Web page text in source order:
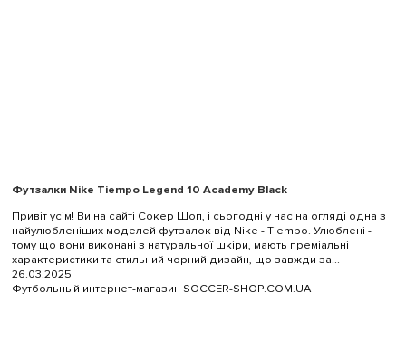
Футзалки Nike Tiempo Legend 10 Academy Black
Привіт усім! Ви на сайті Сокер Шоп, і сьогодні у нас на огляді одна з
найулюбленіших моделей футзалок від Nike - Tiempo. Улюблені -
тому що вони виконані з натуральної шкіри, мають преміальні
характеристики та стильний чорний дизайн, що завжди за...
26.03.2025
Футбольный интернет-магазин SOCCER-SHOP.COM.UA